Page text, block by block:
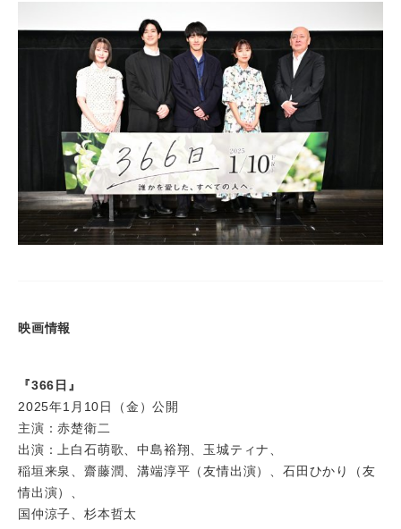
映画情報
『366日』
2025年1月10日（金）公開
主演：赤楚衛二
出演：上白石萌歌、中島裕翔、玉城ティナ、
稲垣来泉、齋藤潤、溝端淳平（友情出演）、石田ひかり（友
情出演）、
国仲涼子、杉本哲太